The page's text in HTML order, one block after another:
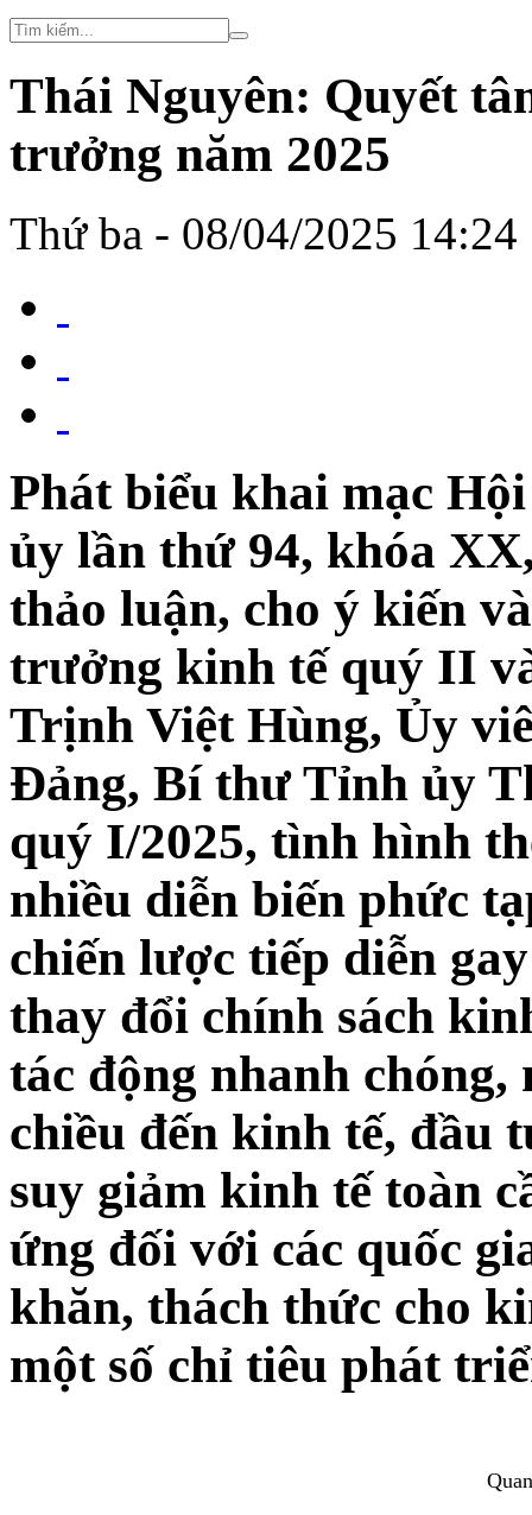
Thái Nguyên: Quyết
trưởng năm 2025
Thứ ba - 08/04/2025 14:24
Phát biểu khai mạc
ủy lần thứ 94, khóa
thảo luận, cho ý kiến
trưởng kinh tế quý II
Trịnh Việt Hùng, Ủy
Đảng, Bí thư Tỉnh ủy
quý I/2025, tình hình
nhiều diễn biến phức
chiến lược tiếp diễn
thay đổi chính sách
tác động nhanh chóng,
chiều đến kinh tế, đầu
suy giảm kinh tế toàn
ứng đối với các quốc
khăn, thách thức cho
một số chỉ tiêu phát